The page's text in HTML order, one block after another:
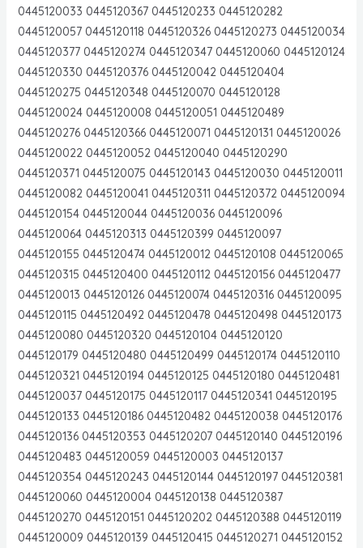
0445120033 0445120367 0445120233 0445120282
0445120057 0445120118 0445120326 0445120273 0445120034
0445120377 0445120274 0445120347 0445120060 0445120124
0445120330 0445120376 0445120042 0445120404
0445120275 0445120348 0445120070 0445120128
0445120024 0445120008 0445120051 0445120489
0445120276 0445120366 0445120071 0445120131 0445120026
0445120022 0445120052 0445120040 0445120290
0445120371 0445120075 0445120143 0445120030 0445120011
0445120082 0445120041 0445120311 0445120372 0445120094
0445120154 0445120044 0445120036 0445120096
0445120064 0445120313 0445120399 0445120097
0445120155 0445120474 0445120012 0445120108 0445120065
0445120315 0445120400 0445120112 0445120156 0445120477
0445120013 0445120126 0445120074 0445120316 0445120095
0445120115 0445120492 0445120478 0445120498 0445120173
0445120080 0445120320 0445120104 0445120120
0445120179 0445120480 0445120499 0445120174 0445120110
0445120321 0445120194 0445120125 0445120180 0445120481
0445120037 0445120175 0445120117 0445120341 0445120195
0445120133 0445120186 0445120482 0445120038 0445120176
0445120136 0445120353 0445120207 0445120140 0445120196
0445120483 0445120059 0445120003 0445120137
0445120354 0445120243 0445120144 0445120197 0445120381
0445120060 0445120004 0445120138 0445120387
0445120270 0445120151 0445120202 0445120388 0445120119
0445120009 0445120139 0445120415 0445120271 0445120152